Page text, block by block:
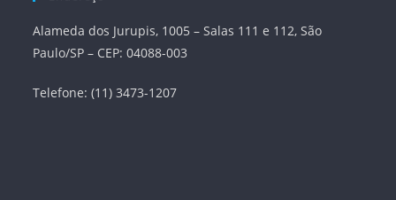
Alameda dos Jurupis, 1005 – Salas 111 e 112, São
Paulo/SP – CEP: 04088-003
Telefone: (11) 3473-1207